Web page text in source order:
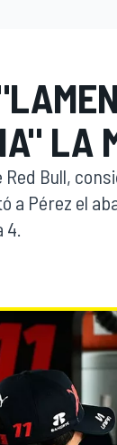
E
LA
Bull,
a Pérez el